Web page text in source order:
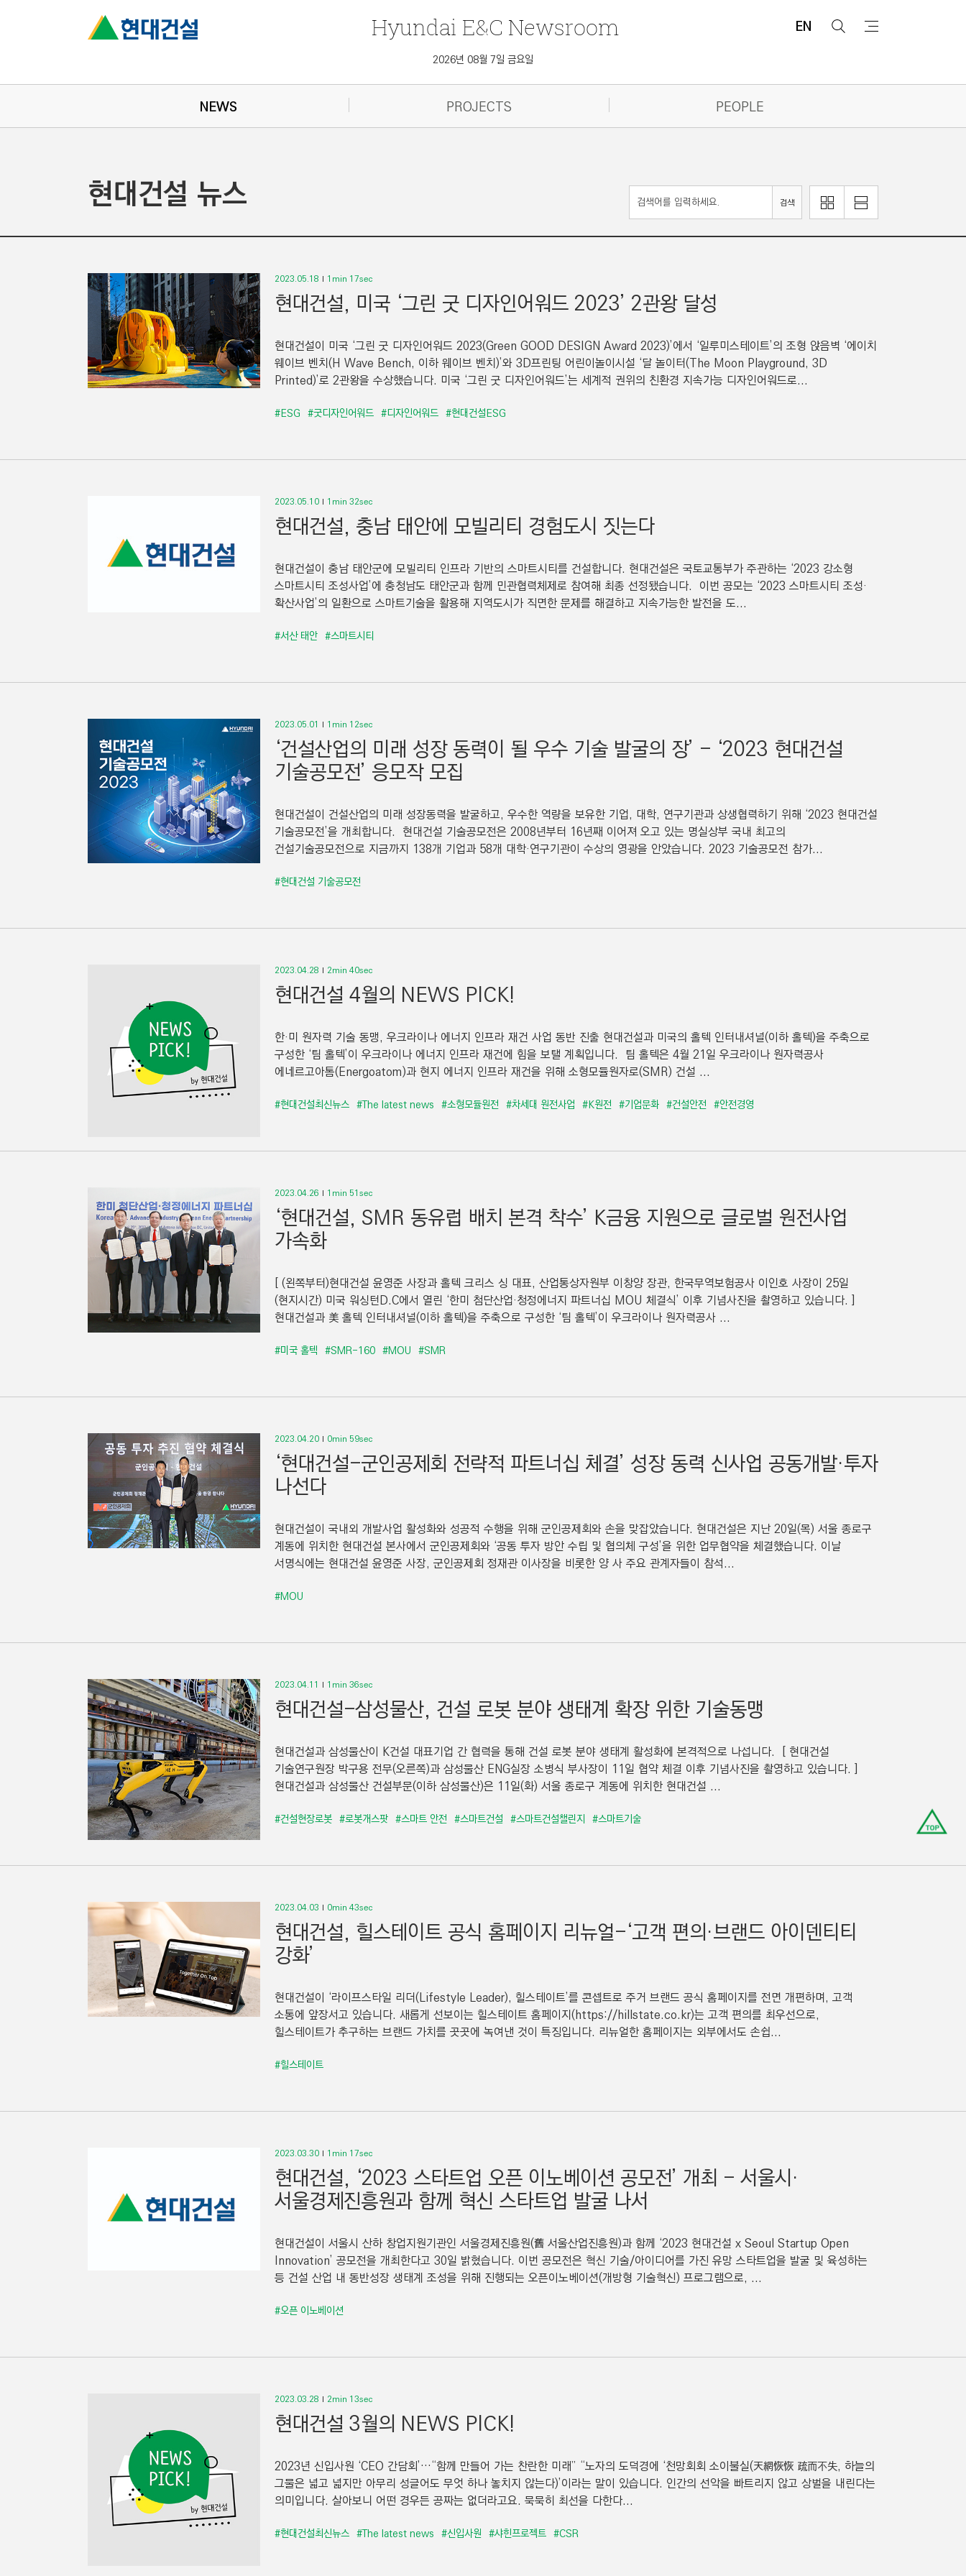
Hyundai E&C Newsroom EN
검
2026년 08월 7일 금요일
NEWS PROJECTS PEOPLE
현대건설 뉴스 검색
이
미
지
리
스
트
2023.05.18 1min 17sec
현대건설, 미국 ‘그린 굿 디자인어워드 2023’ 2관왕 달성
현대건설이 미국 ‘그린 굿 디자인어워드 2023(Green GOOD DESIGN Award 2023)’에서 ‘일루미스테이트’의 조형 앉음벽 ‘에이치
웨이브 벤치(H Wave Bench, 이하 웨이브 벤치)’와 3D프린팅 어린이놀이시설 ‘달 놀이터(The Moon Playground, 3D
Printed)’로 2관왕을 수상했습니다. 미국 ‘그린 굿 디자인어워드’는 세계적 권위의 친환경 지속가능 디자인어워드로...
#ESG #굿디자인어워드 #디자인어워드 #현대건설ESG
2023.05.10 1min 32sec
현대건설, 충남 태안에 모빌리티 경험도시 짓는다
현대건설이 충남 태안군에 모빌리티 인프라 기반의 스마트시티를 건설합니다. 현대건설은 국토교통부가 주관하는 ‘2023 강소형
스마트시티 조성사업’에 충청남도 태안군과 함께 민관협력체제로 참여해 최종 선정됐습니다. 이번 공모는 ‘2023 스마트시티 조성·
확산사업’의 일환으로 스마트기술을 활용해 지역도시가 직면한 문제를 해결하고 지속가능한 발전을 도...
#서산 태안 #스마트시티
2023.05.01 1min 12sec
‘건설산업의 미래 성장 동력이 될 우수 기술 발굴의 장’ - ‘2023 현대건설
기술공모전’ 응모작 모집
현대건설이 건설산업의 미래 성장동력을 발굴하고, 우수한 역량을 보유한 기업, 대학, 연구기관과 상생협력하기 위해 ‘2023 현대건설
기술공모전’을 개최합니다. 현대건설 기술공모전은 2008년부터 16년째 이어져 오고 있는 명실상부 국내 최고의
건설기술공모전으로 지금까지 138개 기업과 58개 대학·연구기관이 수상의 영광을 안았습니다. 2023 기술공모전 참가...
#현대건설 기술공모전
2023.04.28 2min 40sec
현대건설 4월의 NEWS PICK!
한·미 원자력 기술 동맹, 우크라이나 에너지 인프라 재건 사업 동반 진출 현대건설과 미국의 홀텍 인터내셔널(이하 홀텍)을 주축으로
구성한 ‘팀 홀텍’이 우크라이나 에너지 인프라 재건에 힘을 보탤 계획입니다. 팀 홀텍은 4월 21일 우크라이나 원자력공사
에네르고아톰(Energoatom)과 현지 에너지 인프라 재건을 위해 소형모듈원자로(SMR) 건설 ...
#현대건설최신뉴스 #The latest news #소형모듈원전 #차세대 원전사업 #K원전 #기업문화 #건설안전 #안전경영
2023.04.26 1min 51sec
‘현대건설, SMR 동유럽 배치 본격 착수’ K금융 지원으로 글로벌 원전사업
가속화
[ (왼쪽부터)현대건설 윤영준 사장과 홀텍 크리스 싱 대표, 산업통상자원부 이창양 장관, 한국무역보험공사 이인호 사장이 25일
(현지시간) 미국 워싱턴D.C에서 열린 ‘한미 첨단산업·청정에너지 파트너십 MOU 체결식’ 이후 기념사진을 촬영하고 있습니다. ]
현대건설과 美 홀텍 인터내셔널(이하 홀텍)을 주축으로 구성한 ‘팀 홀텍’이 우크라이나 원자력공사 ...
#미국 홀텍 #SMR-160 #MOU #SMR
2023.04.20 0min 59sec
‘현대건설-군인공제회 전략적 파트너십 체결’ 성장 동력 신사업 공동개발·투자
나선다
현대건설이 국내외 개발사업 활성화와 성공적 수행을 위해 군인공제회와 손을 맞잡았습니다. 현대건설은 지난 20일(목) 서울 종로구
계동에 위치한 현대건설 본사에서 군인공제회와 ‘공동 투자 방안 수립 및 협의체 구성’을 위한 업무협약을 체결했습니다. 이날
서명식에는 현대건설 윤영준 사장, 군인공제회 정재관 이사장을 비롯한 양 사 주요 관계자들이 참석...
#MOU
2023.04.11 1min 36sec
현대건설-삼성물산, 건설 로봇 분야 생태계 확장 위한 기술동맹
현대건설과 삼성물산이 K건설 대표기업 간 협력을 통해 건설 로봇 분야 생태계 활성화에 본격적으로 나섭니다. [ 현대건설
기술연구원장 박구용 전무(오른쪽)과 삼성물산 ENG실장 소병식 부사장이 11일 협약 체결 이후 기념사진을 촬영하고 있습니다. ]
현대건설과 삼성물산 건설부문(이하 삼성물산)은 11일(화) 서울 종로구 계동에 위치한 현대건설 ...
#건설현장로봇 #로봇개스팟 #스마트 안전 #스마트건설 #스마트건설챌린지 #스마트기술
2023.04.03 0min 43sec
현대건설, 힐스테이트 공식 홈페이지 리뉴얼-‘고객 편의·브랜드 아이덴티티
강화’
현대건설이 ‘라이프스타일 리더(Lifestyle Leader), 힐스테이트’를 콘셉트로 주거 브랜드 공식 홈페이지를 전면 개편하며, 고객
소통에 앞장서고 있습니다. 새롭게 선보이는 힐스테이트 홈페이지(https://hillstate.co.kr)는 고객 편의를 최우선으로,
힐스테이트가 추구하는 브랜드 가치를 곳곳에 녹여낸 것이 특징입니다. 리뉴얼한 홈페이지는 외부에서도 손쉽...
#힐스테이트
2023.03.30 1min 17sec
현대건설, ‘2023 스타트업 오픈 이노베이션 공모전’ 개최 - 서울시·
서울경제진흥원과 함께 혁신 스타트업 발굴 나서
현대건설이 서울시 산하 창업지원기관인 서울경제진흥원(舊 서울산업진흥원)과 함께 ‘2023 현대건설 x Seoul Startup Open
Innovation’ 공모전을 개최한다고 30일 밝혔습니다. 이번 공모전은 혁신 기술/아이디어를 가진 유망 스타트업을 발굴 및 육성하는
등 건설 산업 내 동반성장 생태계 조성을 위해 진행되는 오픈이노베이션(개방형 기술혁신) 프로그램으로, ...
#오픈 이노베이션
2023.03.28 2min 13sec
현대건설 3월의 NEWS PICK!
2023년 신입사원 ‘CEO 간담회’…“함께 만들어 가는 찬란한 미래” “노자의 도덕경에 ‘천망회회 소이불실(天網恢恢 疏而不失, 하늘의
그물은 넓고 넓지만 아무리 성글어도 무엇 하나 놓치지 않는다)’이라는 말이 있습니다. 인간의 선악을 빠트리지 않고 상벌을 내린다는
의미입니다. 살아보니 어떤 경우든 공짜는 없더라고요. 묵묵히 최선을 다한다...
#현대건설최신뉴스 #The latest news #신입사원 #샤힌프로젝트 #CSR
맨
위